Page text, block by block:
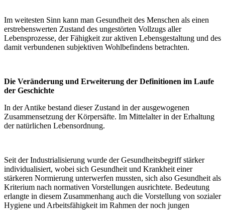
Im weitesten Sinn kann man Gesundheit des Menschen als einen
erstrebenswerten Zustand des ungestörten Vollzugs aller
Lebensprozesse, der Fähigkeit zur aktiven Lebensgestaltung und des
damit verbundenen subjektiven Wohlbefindens betrachten.
Die Veränderung und Erweiterung der Definitionen im Laufe
der Geschichte
In der Antike bestand dieser Zustand in der ausgewogenen
Zusammensetzung der Körpersäfte. Im Mittelalter in der Erhaltung
der natürlichen Lebensordnung.
Seit der Industrialisierung wurde der Gesundheitsbegriff stärker
individualisiert, wobei sich Gesundheit und Krankheit einer
stärkeren Normierung unterwerfen mussten, sich also Gesundheit als
Kriterium nach normativen Vorstellungen ausrichtete. Bedeutung
erlangte in diesem Zusammenhang auch die Vorstellung von sozialer
Hygiene und Arbeitsfähigkeit im Rahmen der noch jungen